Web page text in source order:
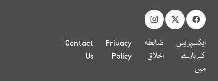
ایکسپریس
کے بارے
میں
ضابطہ
اخلاق
Privacy
Policy
Contact
Us